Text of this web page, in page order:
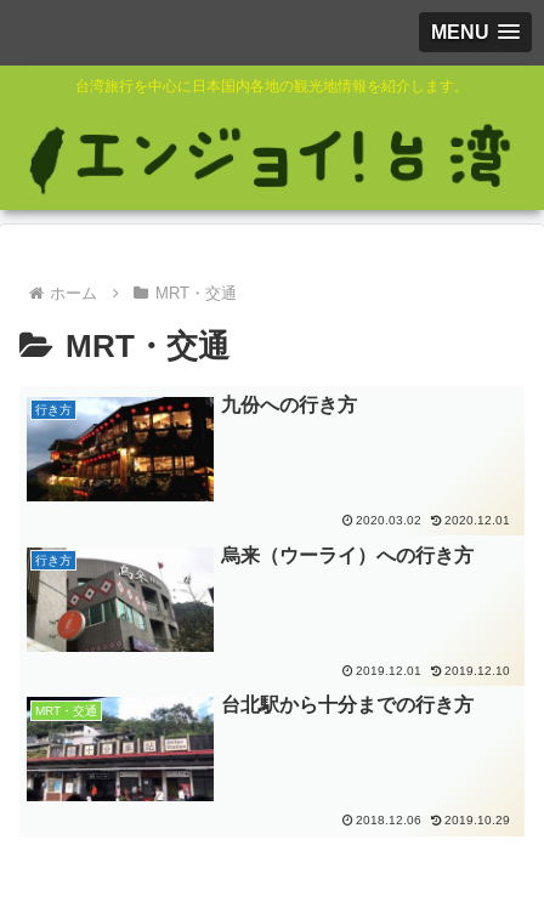
MENU
台湾旅行を中心に日本国内各地の観光地情報を紹介します。
ホーム MRT・交通
MRT・交通
行き方 九份への行き方
2020.03.02 2020.12.01
行き方 烏来（ウーライ）への行き方
2019.12.01 2019.12.10
MRT・交通 台北駅から十分までの行き方
2018.12.06 2019.10.29